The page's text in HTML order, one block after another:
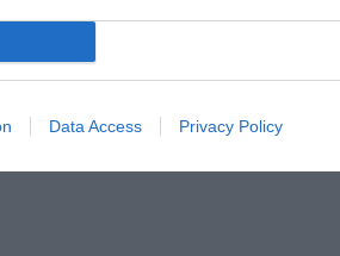
Data Access Privacy Policy